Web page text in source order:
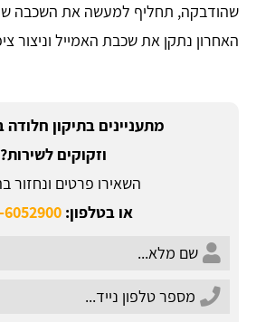
שהודבקה, תחליף למעשה את השכבה
האחרון נתקן את שכבת האמייל וניצור
מתעניינים בתיקון
וזקוקים לשירות?
השאירו פרטים ונחזור
או בטלפון:6052900